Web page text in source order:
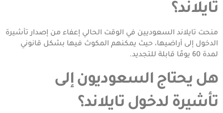
تايلاند؟
منحت تايلاند السعوديين في الوقت الحالي إعفاء من إصدار تأشيرة
الدخول إلى أراضيها، حيث يمكنهم المكوث فيها بشكل قانوني
لمدة 60 يومًا قابلة للتجديد.
هل يحتاج السعوديون إلى
تأشيرة لدخول تايلاند؟